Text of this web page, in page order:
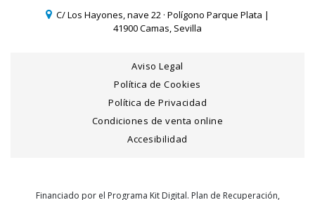
C/ Los Hayones, nave 22 · Polígono Parque Plata |
41900 Camas, Sevilla
Aviso Legal
Política de Cookies
Política de Privacidad
Condiciones de venta online
Accesibilidad
Financiado por el Programa Kit Digital. Plan de Recuperación,